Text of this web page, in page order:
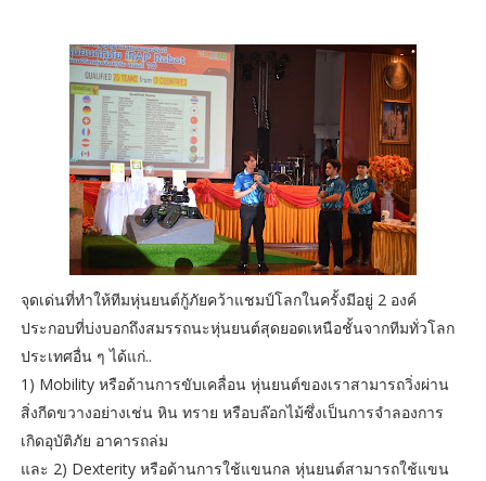
จุดเด่นที่ทำให้ทีมหุ่นยนต์กู้ภัยคว้าแชมป์โลกในครั้งมีอยู่ 2 องค์
ประกอบที่บ่งบอกถึงสมรรถนะหุ่นยนต์สุดยอดเหนือชั้นจากทีมทั่วโลก
ประเทศอื่น ๆ ได้แก่..
1) Mobility หรือด้านการขับเคลื่อน หุ่นยนต์ของเราสามารถวิ่งผ่าน
สิ่งกีดขวางอย่างเช่น หิน ทราย หรือบล๊อกไม้ซึ่งเป็นการจำลองการ
เกิดอุบัติภัย อาคารถล่ม
และ 2) Dexterity หรือด้านการใช้แขนกล หุ่นยนต์สามารถใช้แขน